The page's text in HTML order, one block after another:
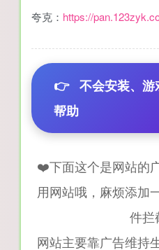
夸克： https://
👉 不会安装、
帮助
❤️下面这个是网站的
用网站哦，麻烦添加
件
网站主要靠广告维持